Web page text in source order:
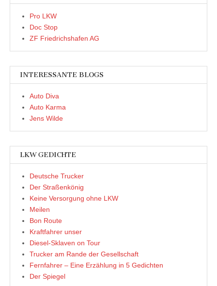
Pro LKW
Doc Stop
ZF Friedrichshafen AG
INTERESSANTE BLOGS
Auto Diva
Auto Karma
Jens Wilde
LKW GEDICHTE
Deutsche Trucker
Der Straßenkönig
Keine Versorgung ohne LKW
Meilen
Bon Route
Kraftfahrer unser
Diesel-Sklaven on Tour
Trucker am Rande der Gesellschaft
Fernfahrer – Eine Erzählung in 5 Gedichten
Der Spiegel